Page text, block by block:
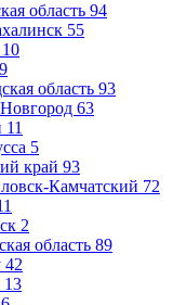
область 94
55
10
9
область 93
63
11
5
край 93
Камчатский 72
2
область 89
42
13